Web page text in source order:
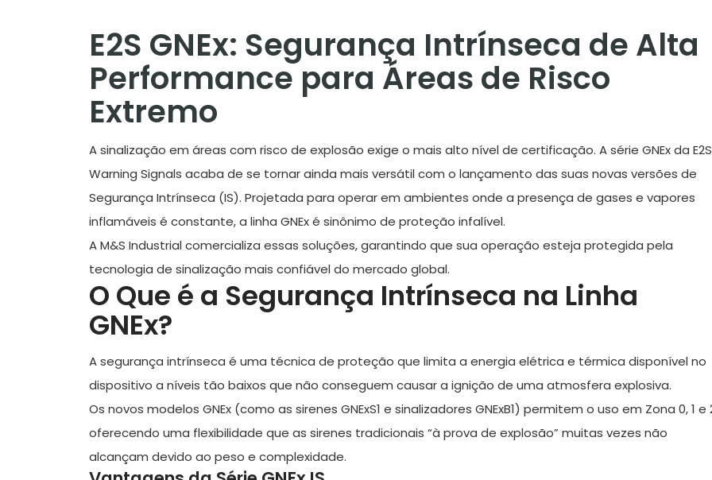
E2S GNEx: Segurança Intrínseca de Alta
Performance para Áreas de Risco
Extremo
A sinalização em áreas com risco de explosão exige o mais alto nível de certificação. A série GNEx da E2S
Warning Signals acaba de se tornar ainda mais versátil com o lançamento das suas novas versões de
Segurança Intrínseca (IS). Projetada para operar em ambientes onde a presença de gases e vapores
inflamáveis é constante, a linha GNEx é sinônimo de proteção infalível.
AM&S Industrial comercializa essas soluções, garantindo que sua operação esteja protegida pela
tecnologia de sinalização mais confiável do mercado global.
O Que é a Segurança Intrínseca na Linha
GNEx?
A segurança intrínseca é uma técnica de proteção que limita a energia elétrica e térmica disponível no
dispositivo a níveis tão baixos que não conseguem causar a ignição de uma atmosfera explosiva.
Os novos modelos GNEx (como as sirenes GNExS1 e sinalizadores GNExB1) permitem o uso em Zona 0, 1 e
oferecendo uma flexibilidade que as sirenes tradicionais “à prova de explosão” muitas vezes não
alcançam devido ao peso e complexidade.